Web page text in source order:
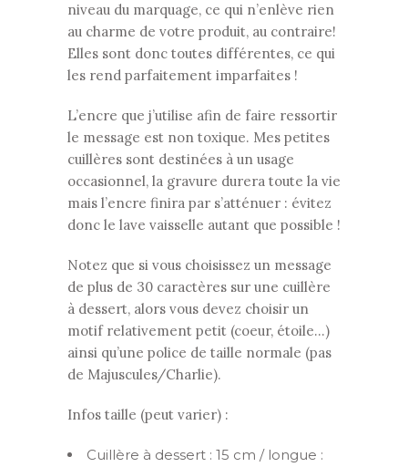
niveau du marquage, ce qui n’enlève rien
au charme de votre produit, au contraire!
Elles sont donc toutes différentes, ce qui
les rend parfaitement imparfaites !
L’encre que j’utilise afin de faire ressortir
le message est non toxique. Mes petites
cuillères sont destinées à un usage
occasionnel, la gravure durera toute la vie
mais l’encre finira par s’atténuer : évitez
donc le lave vaisselle autant que possible !
Notez que si vous choisissez un message
de plus de 30 caractères sur une cuillère
à dessert, alors vous devez choisir un
motif relativement petit (coeur, étoile…)
ainsi qu’une police de taille normale (pas
de Majuscules/Charlie).
Infos taille (peut varier) :
Cuillère à dessert : 15 cm / longue :